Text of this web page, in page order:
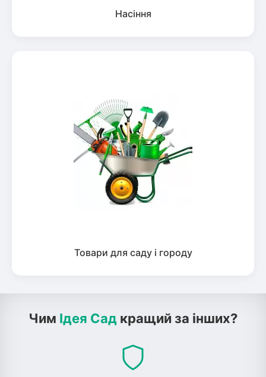
Насіння
Товари для саду і городу
Чим Ідея Сад кращий за інших?